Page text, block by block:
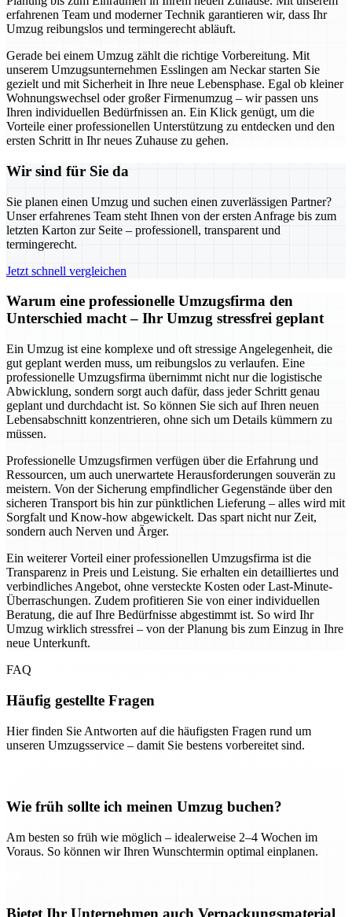
erfahrenen Team und moderner Technik garantieren wir, dass Ihr
Umzug reibungslos und termingerecht abläuft.
Gerade bei einem Umzug zählt die richtige Vorbereitung. Mit
unserem Umzugsunternehmen Esslingen am Neckar starten Sie
gezielt und mit Sicherheit in Ihre neue Lebensphase. Egal ob kleiner
Wohnungswechsel oder großer Firmenumzug – wir passen uns
Ihren individuellen Bedürfnissen an. Ein Klick genügt, um die
Vorteile einer professionellen Unterstützung zu entdecken und den
ersten Schritt in Ihr neues Zuhause zu gehen.
Wir sind für Sie da
Sie planen einen Umzug und suchen einen zuverlässigen Partner?
Unser erfahrenes Team steht Ihnen von der ersten Anfrage bis zum
letzten Karton zur Seite – professionell, transparent und
termingerecht.
Jetzt schnell vergleichen
Warum eine professionelle Umzugsfirma den
Unterschied macht – Ihr Umzug stressfrei geplant
Ein Umzug ist eine komplexe und oft stressige Angelegenheit, die
gut geplant werden muss, um reibungslos zu verlaufen. Eine
professionelle Umzugsfirma übernimmt nicht nur die logistische
Abwicklung, sondern sorgt auch dafür, dass jeder Schritt genau
geplant und durchdacht ist. So können Sie sich auf Ihren neuen
Lebensabschnitt konzentrieren, ohne sich um Details kümmern zu
müssen.
Professionelle Umzugsfirmen verfügen über die Erfahrung und
Ressourcen, um auch unerwartete Herausforderungen souverän zu
meistern. Von der Sicherung empfindlicher Gegenstände über den
sicheren Transport bis hin zur pünktlichen Lieferung – alles wird mit
Sorgfalt und Know-how abgewickelt. Das spart nicht nur Zeit,
sondern auch Nerven und Ärger.
Ein weiterer Vorteil einer professionellen Umzugsfirma ist die
Transparenz in Preis und Leistung. Sie erhalten ein detailliertes und
verbindliches Angebot, ohne versteckte Kosten oder Last-Minute-
Überraschungen. Zudem profitieren Sie von einer individuellen
Beratung, die auf Ihre Bedürfnisse abgestimmt ist. So wird Ihr
Umzug wirklich stressfrei – von der Planung bis zum Einzug in Ihre
neue Unterkunft.
FAQ
Häufig gestellte Fragen
Hier finden Sie Antworten auf die häufigsten Fragen rund um
unseren Umzugsservice – damit Sie bestens vorbereitet sind.
Wie früh sollte ich meinen Umzug buchen?
Am besten so früh wie möglich – idealerweise 2–4 Wochen im
Voraus. So können wir Ihren Wunschtermin optimal einplanen.
Bietet Ihr Unternehmen auch Verpackungsmaterial